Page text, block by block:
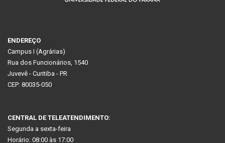
ENDEREÇO
Campus I (Agrárias)
Rua dos Funcionários, 1540
Juvevê - Curitiba - PR
CEP: 80035-050
CENTRAL DE TELEATENDIMENTO:
Segunda a sexta-feira
Horário: 08:00 às 17:00